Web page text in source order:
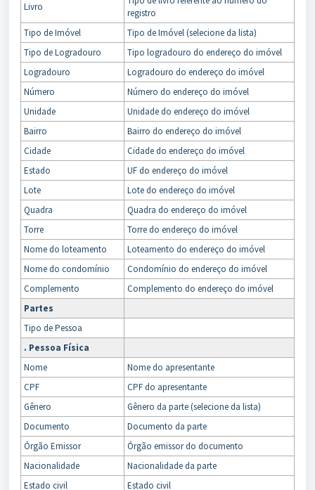
Livro
registro
Tipo de Imóvel
Tipo de Imóvel (selecione da lista)
Tipo de Logradouro
Tipo logradouro do endereço do imóvel
Logradouro
Logradouro do endereço do imóvel
Número
Número do endereço do imóvel
Unidade
Unidade do endereço do imóvel
Bairro
Bairro do endereço do imóvel
Cidade
Cidade do endereço do imóvel
Estado
UF do endereço do imóvel
Lote
Lote do endereço do imóvel
Quadra
Quadra do endereço do imóvel
Torre
Torre do endereço do imóvel
Nome do loteamento
Loteamento do endereço do imóvel
Nome do condomínio
Condomínio do endereço do imóvel
Complemento
Complemento do endereço do imóvel
Partes
Tipo de Pessoa
. Pessoa Física
Nome
Nome do apresentante
CPF
CPF do apresentante
Gênero
Gênero da parte (selecione da lista)
Documento
Documento da parte
Órgão Emissor
Órgão emissor do documento
Nacionalidade
Nacionalidade da parte
Estado civil
Estado civil